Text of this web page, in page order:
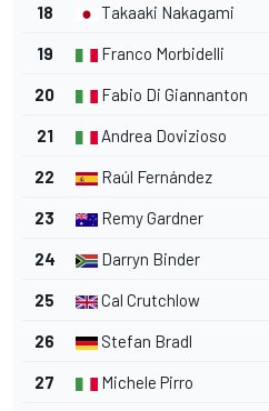
18 Takaaki Nakagami
19 Franco Morbidelli
20 Fabio Di Giannantonio
21 Andrea Dovizioso
22 Raúl Fernández
23 Remy Gardner
24 Darryn Binder
25 Cal Crutchlow
26 Stefan Bradl
27 Michele Pirro